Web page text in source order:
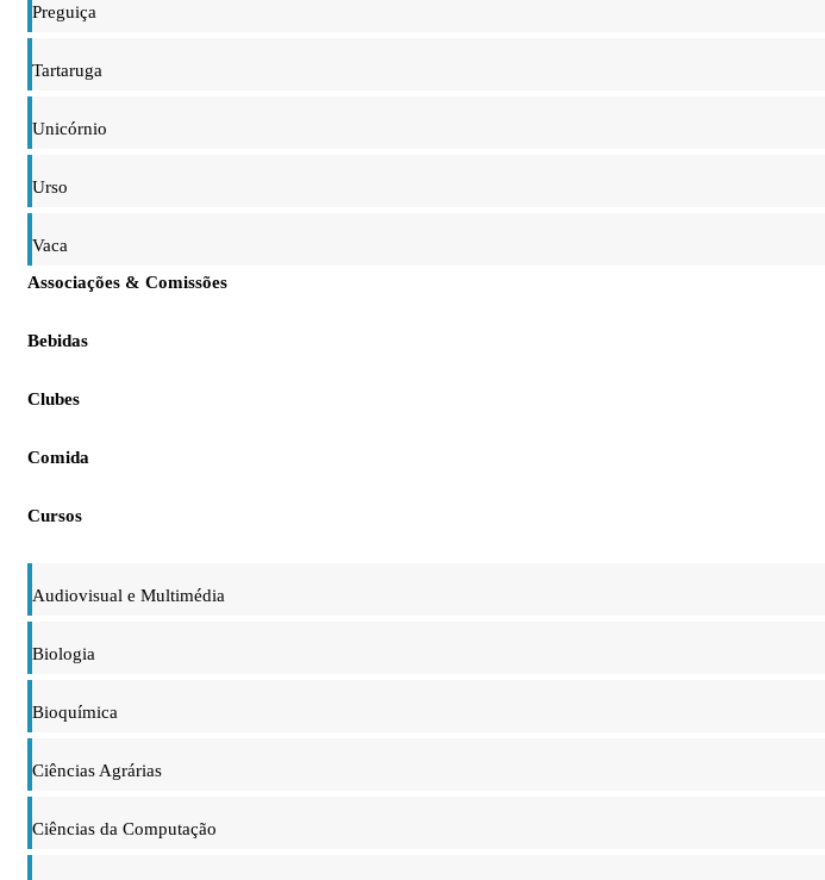
Preguiça
Tartaruga
Unicórnio
Urso
Vaca
Associações & Comissões
Bebidas
Clubes
Comida
Cursos
Audiovisual e Multimédia
Biologia
Bioquímica
Ciências Agrárias
Ciências da Computação